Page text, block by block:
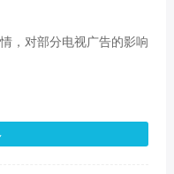
，对部分电视广告的影响